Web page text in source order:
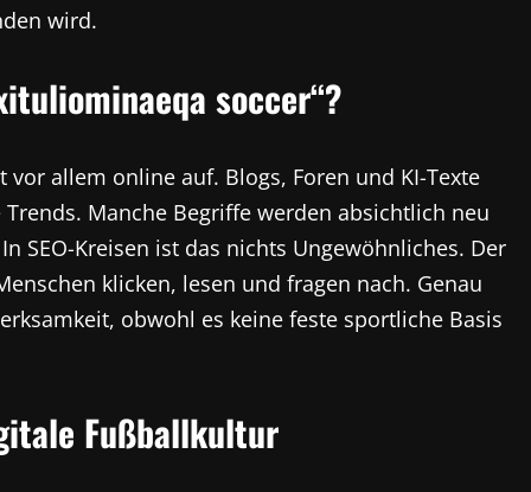
wird.
soccer“?
vor allem online auf. Blogs, Foren und KI-Texte
Manche Begriffe werden absichtlich neu
SEO-Kreisen ist das nichts Ungewöhnliches. Der
klicken, lesen und fragen nach. Genau
obwohl es keine feste sportliche Basis
Fußballkultur